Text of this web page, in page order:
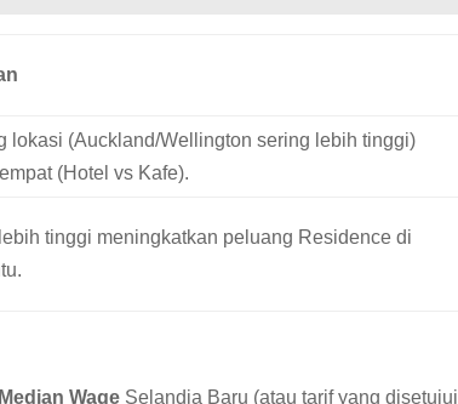
lokasi (Auckland/Wellington sering lebih tinggi)
(Hotel vs Kafe).
tinggi meningkatkan peluang Residence di
WageSelandia Baru (atau tarif yang disetujui